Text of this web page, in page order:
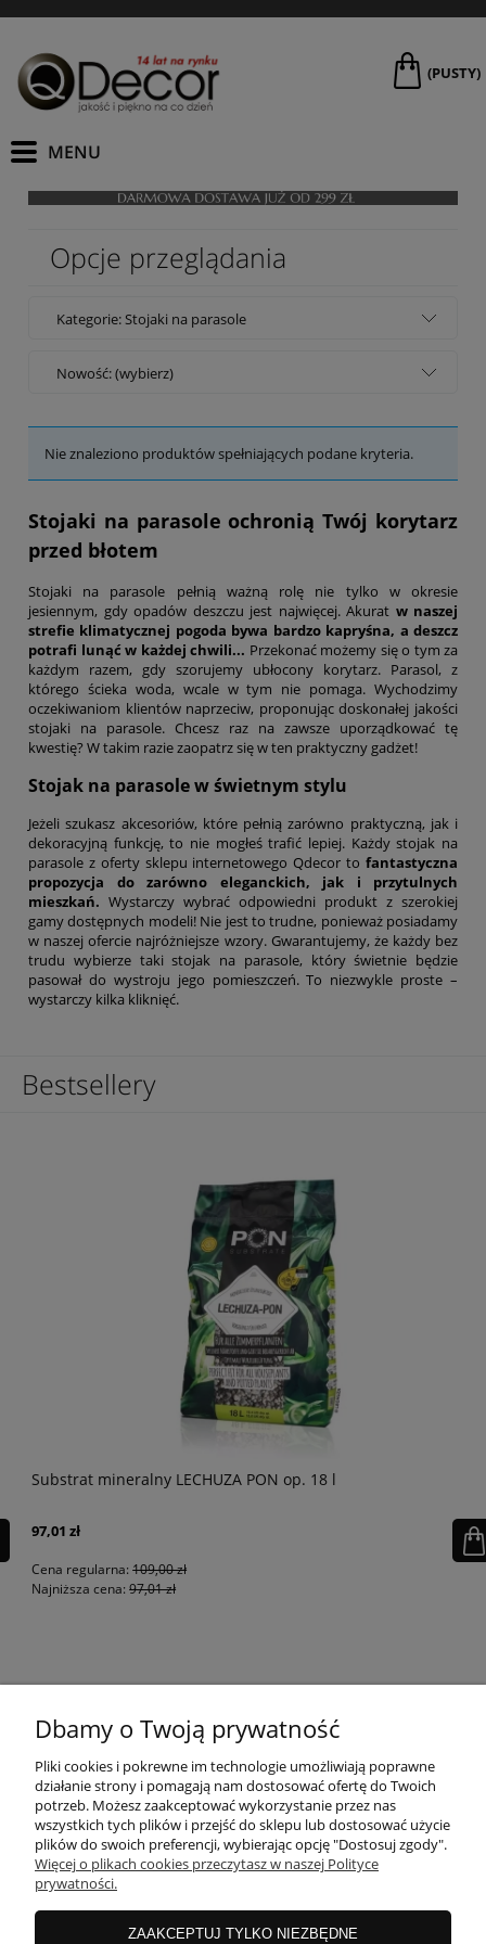
(PUSTY)
Opcje przeglądania
Kategorie: Stojaki na parasole
Nowość: (wybierz)
Nie znaleziono produktów spełniających podane kryteria.
Stojaki na parasole ochronią Twój korytarz
przed błotem
Stojaki na parasole pełnią ważną rolę nie tylko w okresie
jesiennym, gdy opadów deszczu jest najwięcej. Akurat w naszej
strefie klimatycznej pogoda bywa bardzo kapryśna, a deszcz
potrafi lunąć w każdej chwili... Przekonać możemy się o tym za
każdym razem, gdy szorujemy ubłocony korytarz. Parasol, z
którego ścieka woda, wcale w tym nie pomaga. Wychodzimy
oczekiwaniom klientów naprzeciw, proponując doskonałej jakości
stojaki na parasole. Chcesz raz na zawsze uporządkować tę
kwestię? W takim razie zaopatrz się w ten praktyczny gadżet!
Stojak na parasole w świetnym stylu
Jeżeli szukasz akcesoriów, które pełnią zarówno praktyczną, jak i
dekoracyjną funkcję, to nie mogłeś trafić lepiej. Każdy stojak na
parasole z oferty sklepu internetowego Qdecor to fantastyczna
propozycja do zarówno eleganckich, jak i przytulnych
mieszkań. Wystarczy wybrać odpowiedni produkt z szerokiej
gamy dostępnych modeli! Nie jest to trudne, ponieważ posiadamy
w naszej ofercie najróżniejsze wzory. Gwarantujemy, że każdy bez
trudu wybierze taki stojak na parasole, który świetnie będzie
pasował do wystroju jego pomieszczeń. To niezwykle proste –
wystarczy kilka kliknięć.
Bestsellery
Substrat mineralny LECHUZA PON op. 18 l
97,01 zł
Cena regularna:109,00 zł
Najniższa cena:97,01 zł
MOJE KONTO
PŁATNOŚCI I DOSTAWA
INFORMACJE
Dbamy o Twoją prywatność
Pliki cookies i pokrewne im technologie umożliwiają poprawne
działanie strony i pomagają nam dostosować ofertę do Twoich
potrzeb. Możesz zaakceptować wykorzystanie przez nas
wszystkich tych plików i przejść do sklepu lub dostosować użycie
plików do swoich preferencji, wybierając opcję "Dostosuj zgody".
Więcej o plikach cookies przeczytasz w naszej Polityce
prywatności.
ZAAKCEPTUJ TYLKO NIEZBĘDNE